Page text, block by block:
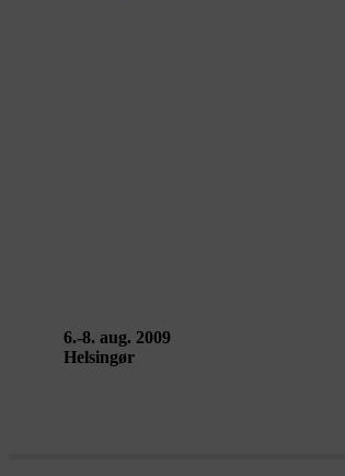
6.-8. aug. 2009
Helsingør